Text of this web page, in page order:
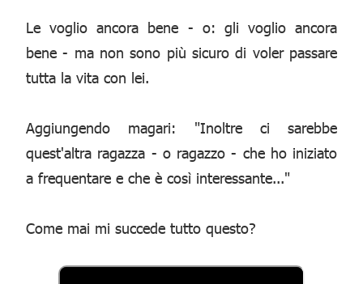
Le voglio ancora bene - o: gli voglio ancora
bene - ma non sono più sicuro di voler passare
tutta la vita con lei.
Aggiungendo magari: "Inoltre ci sarebbe
quest'altra ragazza - o ragazzo - che ho iniziato
a frequentare e che è così interessante..."
Come mai mi succede tutto questo?